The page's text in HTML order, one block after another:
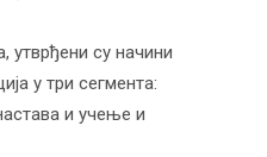
утврђени су начини
у три сегмента:
и учење и